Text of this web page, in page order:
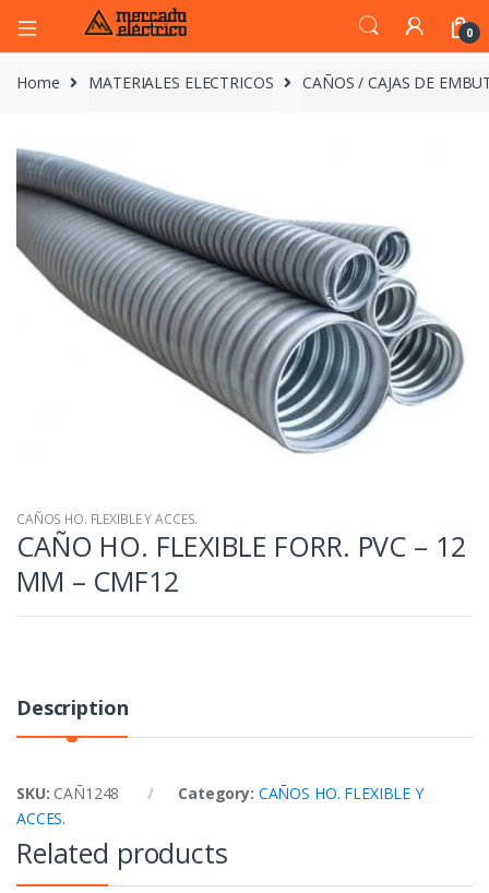
0
Home MATERIALES ELECTRICOS CAÑOS / CAJAS DE
CAÑOS HO. FLEXIBLE Y ACCES.
CAÑO HO. FLEXIBLE FORR. PVC – 12
MM – CMF12
Description
SKU: CAÑ1248 Category: CAÑOS HO. FLEXIBLE Y
ACCES.
Related products